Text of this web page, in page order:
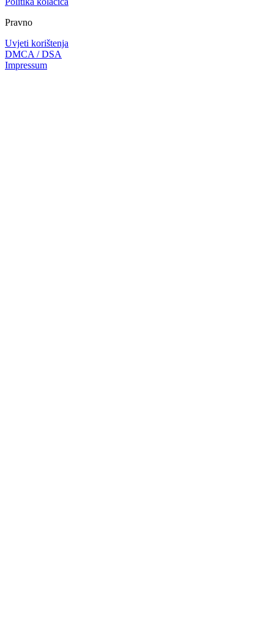
Pravno
Uvjeti korištenja
DMCA / DSA
Impressum